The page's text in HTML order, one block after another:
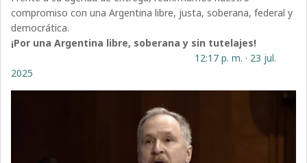
compromiso con una Argentina libre, justa, soberana, federal y
democrática.
¡Por una Argentina libre, soberana y sin tutelajes!
12:17 p. m. · 23 jul.
2025